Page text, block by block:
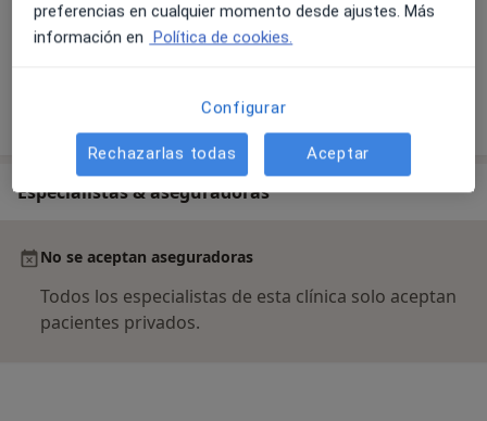
Ecografía ginecológica
¿Cómo funcionan los precios?
Especialistas & aseguradoras
No se aceptan aseguradoras
Todos los especialistas de esta clínica solo aceptan
pacientes privados.
preferencias en cualquier momento desde ajustes. Más
información en Política de cookies.
Configurar
Rechazarlas todas Aceptar